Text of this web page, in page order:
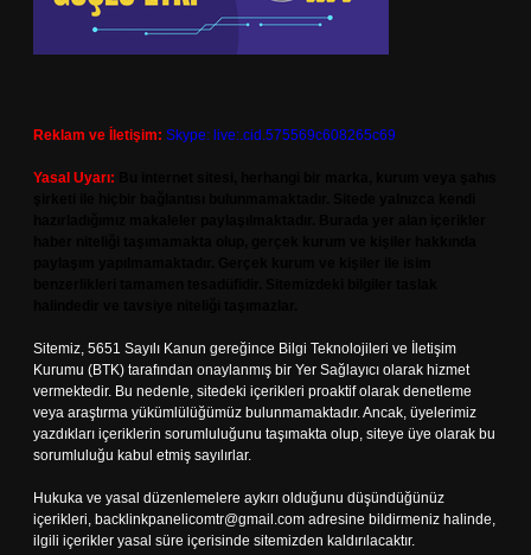
Reklam ve İletişim: Skype: live:.cid.575569c608265c69
Yasal Uyarı:
Sitemiz, 5651 Sayılı Kanun gereğince Bilgi Teknolojileri ve İletişim
Kurumu (BTK) tarafından onaylanmış bir Yer Sağlayıcı olarak hizmet
vermektedir. Bu nedenle, sitedeki içerikleri proaktif olarak denetleme
veya araştırma yükümlülüğümüz bulunmamaktadır. Ancak, üyelerimiz
yazdıkları içeriklerin sorumluluğunu taşımakta olup, siteye üye olarak bu
sorumluluğu kabul etmiş sayılırlar.
Hukuka ve yasal düzenlemelere aykırı olduğunu düşündüğünüz
içerikleri, backlinkpanelicomtr@gmail.com adresine bildirmeniz halinde,
ilgili içerikler yasal süre içerisinde sitemizden kaldırılacaktır.